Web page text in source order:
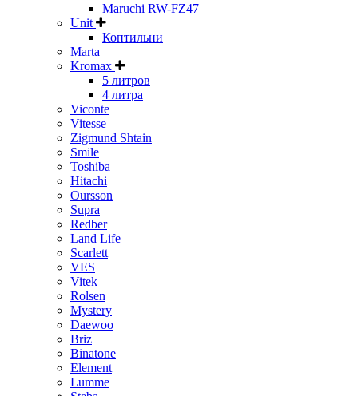
Maruchi RW-FZ47
Unit
Коптильни
Marta
Kromax
5 литров
4 литра
Viconte
Vitesse
Zigmund Shtain
Smile
Toshiba
Hitachi
Oursson
Supra
Redber
Land Life
Scarlett
VES
Vitek
Rolsen
Mystery
Daewoo
Briz
Binatone
Element
Lumme